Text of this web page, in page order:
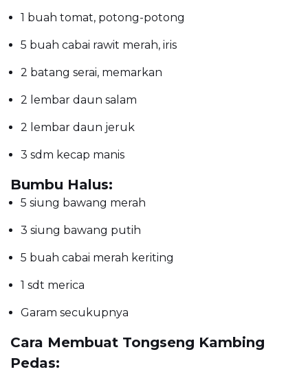
1 buah tomat, potong-potong
5 buah cabai rawit merah, iris
2 batang serai, memarkan
2 lembar daun salam
2 lembar daun jeruk
3 sdm kecap manis
Bumbu Halus:
5 siung bawang merah
3 siung bawang putih
5 buah cabai merah keriting
1 sdt merica
Garam secukupnya
Cara Membuat Tongseng Kambing
Pedas: